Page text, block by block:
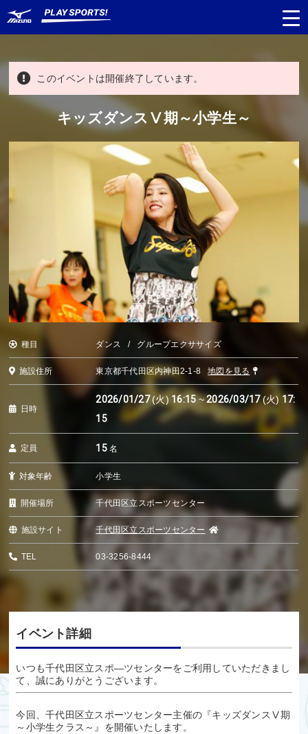
から探す
種目から探す
から探す
このイベントは開催終了しています。
キッズダンスⅤ期～小学生～
種目 ダンス グループエクササイズ
施設住所 東京都千代田区内神田2-1-8 地図を見る
日時
2026/01/27(火) 16:15 ~ 2026/03/17(火) 17:
15
定員 15名
対象年齢 小学生
開催場所 千代田区立スポーツセンター
施設サイト 千代田区立スポーツセンター
TEL 03-3256-8444
イベント詳細
いつも千代田区立スポ―ツセンターをご利用していただきまし
て、誠にありがとうございます。
今回、千代田区立スポーツセンター主催の『キッズダンスⅤ期
～小学生クラス～』を開催いたします。